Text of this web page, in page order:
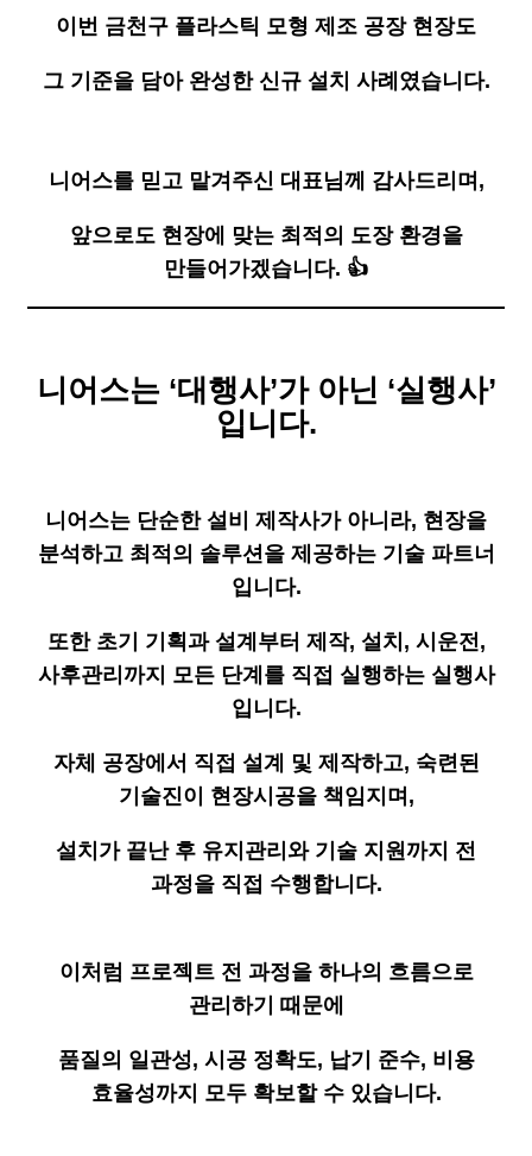
이번 금천구 플라스틱 모형 제조 공장 현장도
그 기준을 담아 완성한 신규 설치 사례였습니다.
니어스를 믿고 맡겨주신 대표님께 감사드리며,
앞으로도 현장에 맞는 최적의 도장 환경을
만들어가겠습니다. 👍
니어스는 ‘대행사’가 아닌 ‘실행사’
입니다.
니어스는 단순한 설비 제작사가 아니라, 현장을
분석하고 최적의 솔루션을 제공하는 기술 파트너
입니다.
또한 초기 기획과 설계부터 제작, 설치, 시운전,
사후관리까지 모든 단계를 직접 실행하는 실행사
입니다.
자체 공장에서 직접 설계 및 제작하고, 숙련된
기술진이 현장시공을 책임지며,
설치가 끝난 후 유지관리와 기술 지원까지 전
과정을 직접 수행합니다.
이처럼 프로젝트 전 과정을 하나의 흐름으로
관리하기 때문에
품질의 일관성, 시공 정확도, 납기 준수, 비용
효율성까지 모두 확보할 수 있습니다.